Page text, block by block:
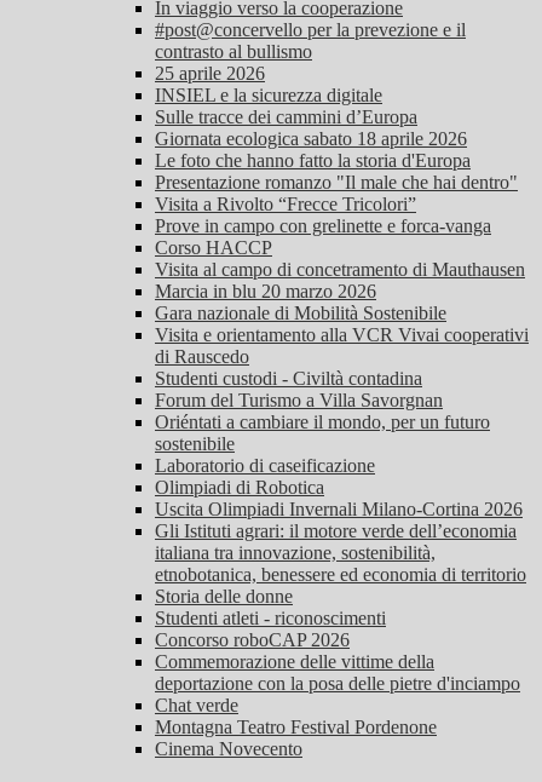
In viaggio verso la cooperazione
#post@concervello per la prevezione e il
contrasto al bullismo
25 aprile 2026
INSIEL e la sicurezza digitale
Sulle tracce dei cammini d’Europa
Giornata ecologica sabato 18 aprile 2026
Le foto che hanno fatto la storia d'Europa
Presentazione romanzo "Il male che hai dentro"
Visita a Rivolto “Frecce Tricolori”
Prove in campo con grelinette e forca-vanga
Corso HACCP
Visita al campo di concetramento di Mauthausen
Marcia in blu 20 marzo 2026
Gara nazionale di Mobilità Sostenibile
Visita e orientamento alla VCR Vivai cooperativi
di Rauscedo
Studenti custodi - Civiltà contadina
Forum del Turismo a Villa Savorgnan
Oriéntati a cambiare il mondo, per un futuro
sostenibile
Laboratorio di caseificazione
Olimpiadi di Robotica
Uscita Olimpiadi Invernali Milano-Cortina 2026
Gli Istituti agrari: il motore verde dell’economia
italiana tra innovazione, sostenibilità,
etnobotanica, benessere ed economia di territorio
Storia delle donne
Studenti atleti - riconoscimenti
Concorso roboCAP 2026
Commemorazione delle vittime della
deportazione con la posa delle pietre d'inciampo
Chat verde
Montagna Teatro Festival Pordenone
Cinema Novecento